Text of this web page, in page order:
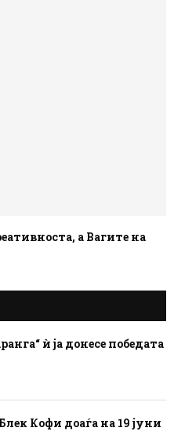
а Вагите на
ѝ ја донесе победата
Кофи доаѓа на 19 јуни